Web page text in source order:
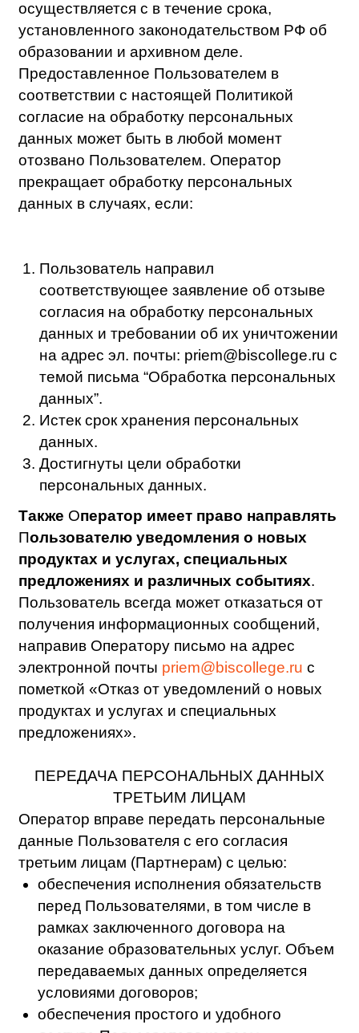
характера;
соблюдения требований действующего
законодательства РФ.
Передача персональных данных
Партнерам осуществляется только при
соблюдении следующих условий:
Между Партнером и Оператором
заключены соответствующие Договоры
для передачу персональных данных;
Партнер обрабатывает персональные
данные с использованием баз на
данных при обработке и не имеет права
на их дальнейшую передачу и
распространение;
Партнер гарантирует соблюдение
следующих мер по обеспечению
безопасности персональных данных при
их обработке: использование средств
защиты информации; обнаружение и
фиксация фактов несанкционированного
доступа к персональным данным и
принятие мер по восстановлению
персональных данных; ограничение
регистрация и учет действий с
персональными данными; контроль и
оценка эффективности применяемых
персональных данных.
АКТУАЛИЗАЦИЯ, ИСПРАВЛЕНИЕ,
УДАЛЕНИЕ И УНИЧТОЖЕНИЕ
ПЕРСОНАЛЬНЫХ ДАННЫХ
Оператор обязуется:
Предоставить по запросу Пользователя в
порядке, установленном в ст.14
персональных данных” информацию о
наличии персональных данных,
относящихся к этому Пользователю, а
также предоставить возможность
ознакомления с этими персональными
данными в течение 10 (десяти) дней с даты
получения запроса. Указанный срок может
рабочих дней, после того как отправлено в
адрес Пользователя мотивированное
уведомление с указанием причин
продления срока.
Внести необходимые изменения в
персональные данные Пользователя в
срок, не превышающий 7 (семи) рабочих